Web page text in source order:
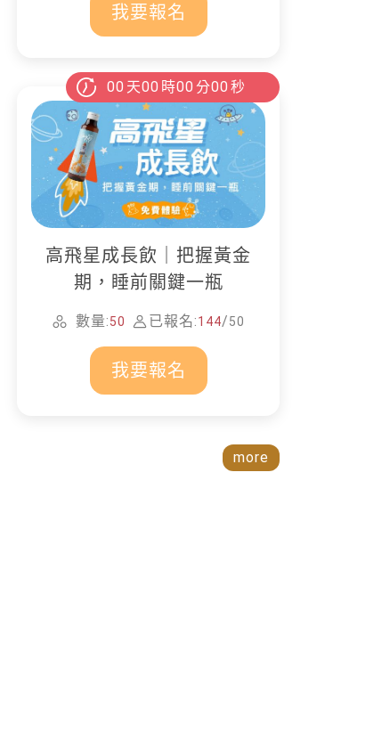
我要報名
00 天00 時00 分00 秒
高飛星成長飲｜把握黃金
期，睡前關鍵一瓶
數量:50 已報名:144/50
我要報名
more